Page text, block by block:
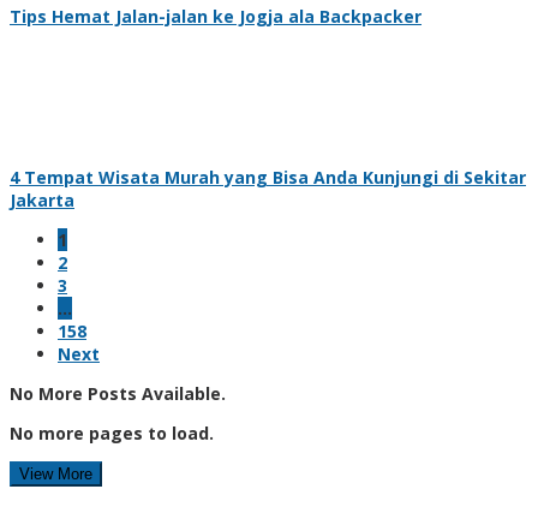
Tips Hemat Jalan-jalan ke Jogja ala Backpacker
4 Tempat Wisata Murah yang Bisa Anda Kunjungi di Sekitar
Jakarta
1
2
3
…
158
Next
No More Posts Available.
No more pages to load.
View More